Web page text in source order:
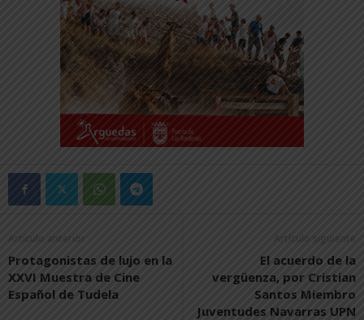
Artículo anterior
Protagonistas de lujo en la
XXVI Muestra de Cine
Español de Tudela
Artículo siguiente
El acuerdo de la
vergüenza, por Cristian
Santos Miembro
Juventudes Navarras UPN